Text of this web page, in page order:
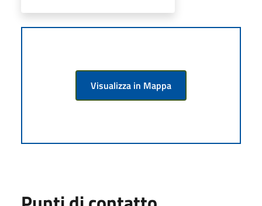
Visualizza in Mappa